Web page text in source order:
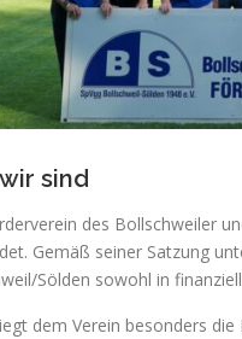
sind
des Bollschweiler
Gemäß seiner Satzung
Sölden sowohl in
dem Verein besonders